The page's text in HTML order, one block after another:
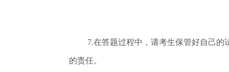
7.在答题过程中，请考生保管好自己
的责任。